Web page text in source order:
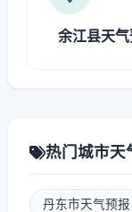
余江县天
热门城市天
丹东市天气预报